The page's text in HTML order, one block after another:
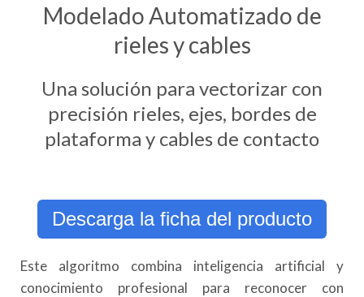
Modelado Automatizado de
rieles y cables
Una solución para vectorizar con
precisión rieles, ejes, bordes de
plataforma y cables de contacto
Descarga la ficha del producto
Este algoritmo combina inteligencia artificial y
conocimiento profesional para reconocer con